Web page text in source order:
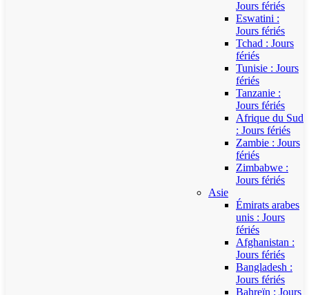
Jours fériés
Eswatini :
Jours fériés
Tchad : Jours
fériés
Tunisie : Jours
fériés
Tanzanie :
Jours fériés
Afrique du Sud
: Jours fériés
Zambie : Jours
fériés
Zimbabwe :
Jours fériés
Asie
Émirats arabes
unis : Jours
fériés
Afghanistan :
Jours fériés
Bangladesh :
Jours fériés
Bahreïn : Jours